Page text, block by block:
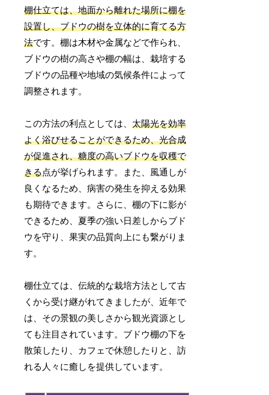
棚仕立ては、地面から離れた場所に棚を
設置し、ブドウの樹を立体的に育てる方
法です。棚は木材や金属などで作られ、
ブドウの樹の高さや棚の幅は、栽培する
ブドウの品種や地域の気候条件によって
調整されます。
この方法の利点としては、太陽光を効率
よく浴びせることができるため、光合成
が促進され、糖度の高いブドウを収穫で
きる点が挙げられます。また、風通しが
良くなるため、病害の発生を抑える効果
も期待できます。さらに、棚の下に影が
できるため、夏季の強い日差しからブド
ウを守り、果実の品質向上にも繋がりま
す。
棚仕立ては、伝統的な栽培方法として古
くから受け継がれてきましたが、近年で
は、その景観の美しさから観光資源とし
ても注目されています。ブドウ棚の下を
散策したり、カフェで休憩したりと、訪
れる人々に癒しを提供しています。